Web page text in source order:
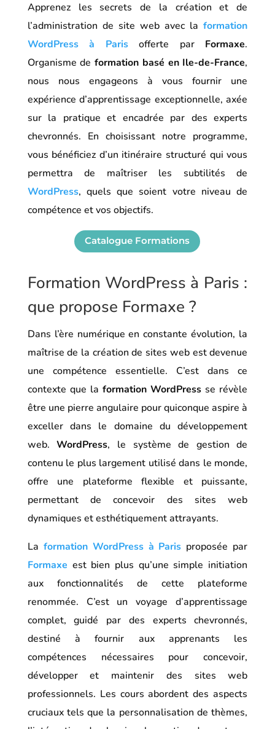
Apprenez les secrets de la création et de
l’administration de site web avec laformation
WordPress à Parisofferte par Formaxe.
Organisme deformation basé en Ile-de-France,
nous nous engageons à vous fournir une
expérience d’apprentissage exceptionnelle, axée
sur la pratique et encadrée par des experts
chevronnés. En choisissant notre programme,
vous bénéficiez d’un itinéraire structuré qui vous
permettra de maîtriser les subtilités de
WordPress, quels que soient votre niveau de
compétence et vos objectifs.
Catalogue Formations
Formation WordPress à Paris :
que propose Formaxe ?
Dans l’ère numérique en constante évolution, la
maîtrise de la création de sites web est devenue
une compétence essentielle. C’est dans ce
contexte que la formation WordPress se révèle
être une pierre angulaire pour quiconque aspire à
exceller dans le domaine du développement
web.WordPress, le système de gestion de
contenu le plus largement utilisé dans le monde,
offre une plateforme flexible et puissante,
permettant de concevoir des sites web
dynamiques et esthétiquement attrayants.
La formation WordPress à Paris proposée par
Formaxe est bien plus qu’une simple initiation
aux fonctionnalités de cette plateforme
renommée. C’est un voyage d’apprentissage
complet, guidé par des experts chevronnés,
destiné à fournir aux apprenants les
compétences nécessaires pour concevoir,
développer et maintenir des sites web
professionnels. Les cours abordent des aspects
cruciaux tels que la personnalisation de thèmes,